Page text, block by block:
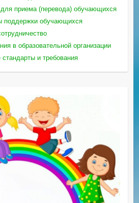
приема (перевода) обучающихся
поддержки обучающихся
в образовательной организации
и требования